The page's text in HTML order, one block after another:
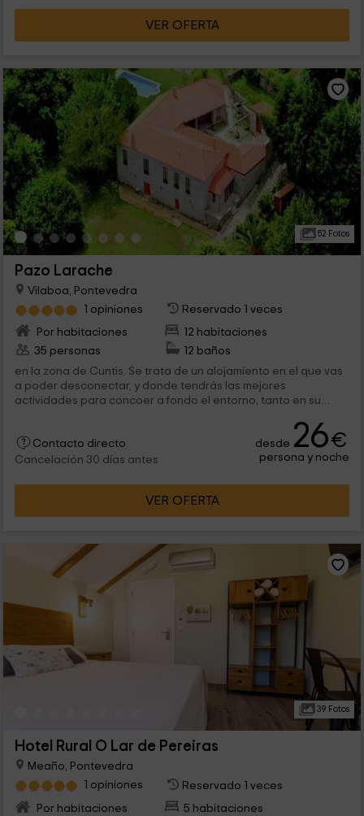
VER OFERTA
52 Fotos
Pazo Larache
Vilaboa, Pontevedra
1 opiniones
Reservado 1 veces
Por habitaciones
12 habitaciones
35 personas
12 baños
en la zona de Cuntis. Se trata de un alojamiento en el que vas
a poder desconectar, y donde tendrás las mejores
actividades para concoer a fondo el entorno, tanto en su
Contacto directo
Cancelación 30 días antes
desde 26€
persona y noche
VER OFERTA
39 Fotos
Hotel Rural O Lar de Pereiras
Meaño, Pontevedra
1 opiniones
Reservado 1 veces
Por habitaciones
5 habitaciones